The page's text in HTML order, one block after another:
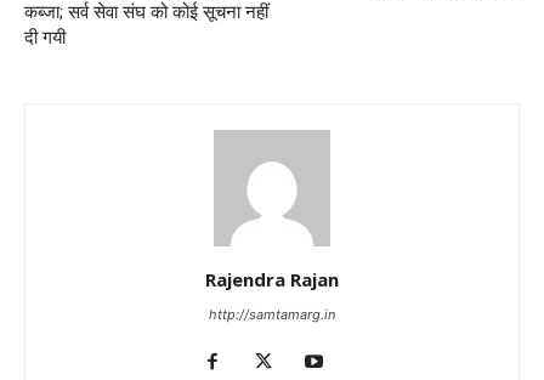
कब्जा; सर्व सेवा संघ को कोई सूचना नहीं
दी गयी
Rajendra Rajan
http://samtamarg.in